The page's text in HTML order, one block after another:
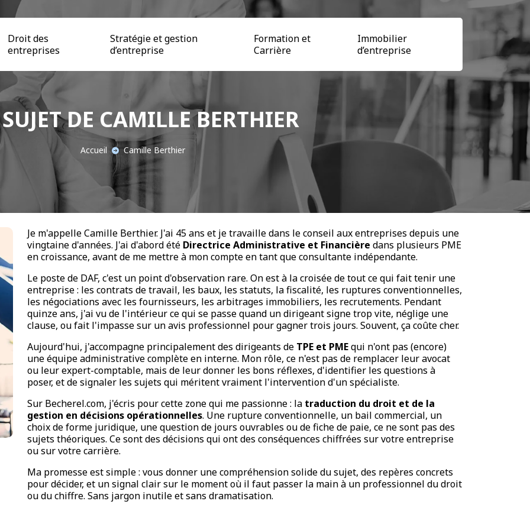
Droit des
entreprises
Stratégie et gestion
d’entreprise
Formation et
Carrière
Immobilier
d’entreprise
DE CAMILLE BERTHIER
Accueil Camille Berthier
Je m'appelle Camille Berthier. J'ai 45 ans et je travaille dans le conseil aux entreprises depuis une
vingtaine d'années. J'ai d'abord été Directrice Administrative et Financière dans plusieurs PME
en croissance, avant de me mettre à mon compte en tant que consultante indépendante.
Le poste de DAF, c'est un point d'observation rare. On est à la croisée de tout ce qui fait tenir une
entreprise : les contrats de travail, les baux, les statuts, la fiscalité, les ruptures conventionnelles,
les négociations avec les fournisseurs, les arbitrages immobiliers, les recrutements. Pendant
quinze ans, j'ai vu de l'intérieur ce qui se passe quand un dirigeant signe trop vite, néglige une
clause, ou fait l'impasse sur un avis professionnel pour gagner trois jours. Souvent, ça coûte cher.
Aujourd'hui, j'accompagne principalement des dirigeants de TPE et PMEqui n'ont pas (encore)
une équipe administrative complète en interne. Mon rôle, ce n'est pas de remplacer leur avocat
ou leur expert-comptable, mais de leur donner les bons réflexes, d'identifier les questions à
poser, et de signaler les sujets qui méritent vraiment l'intervention d'un spécialiste.
Sur Becherel.com, j'écris pour cette zone qui me passionne : la traduction du droit et de la
gestion en décisions opérationnelles. Une rupture conventionnelle, un bail commercial, un
choix de forme juridique, une question de jours ouvrables ou de fiche de paie, ce ne sont pas des
sujets théoriques. Ce sont des décisions qui ont des conséquences chiffrées sur votre entreprise
ou sur votre carrière.
Ma promesse est simple : vous donner une compréhension solide du sujet, des repères concrets
pour décider, et un signal clair sur le moment où il faut passer la main à un professionnel du droit
ou du chiffre. Sans jargon inutile et sans dramatisation.